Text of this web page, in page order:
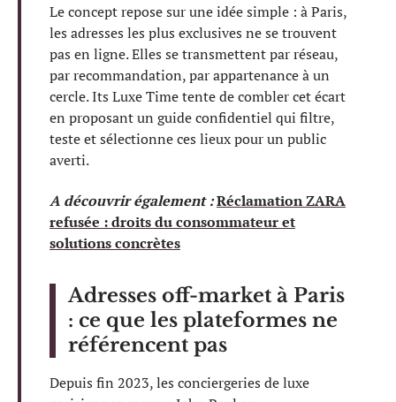
Le concept repose sur une idée simple : à Paris,
les adresses les plus exclusives ne se trouvent
pas en ligne. Elles se transmettent par réseau,
par recommandation, par appartenance à un
cercle. Its Luxe Time tente de combler cet écart
en proposant un guide confidentiel qui filtre,
teste et sélectionne ces lieux pour un public
averti.
A découvrir également :Réclamation ZARA
refusée : droits du consommateur et
solutions concrètes
Adresses off-market à Paris
: ce que les plateformes ne
référencent pas
Depuis fin 2023, les conciergeries de luxe